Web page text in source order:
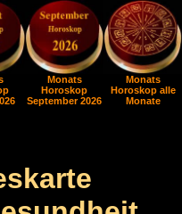
Monats
Horoskop
September 2026
Monats
Horoskop alle
Monate